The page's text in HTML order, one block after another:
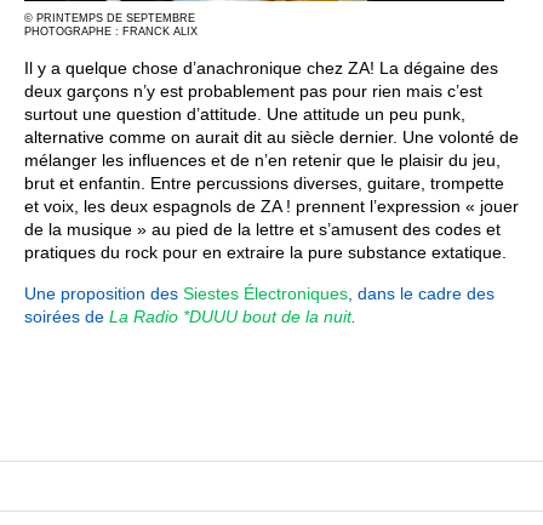
© PRINTEMPS DE SEPTEMBRE
PHOTOGRAPHE : FRANCK ALIX
Il y a quelque chose d’anachronique chez ZA! La dégaine des
deux garçons n’y est probablement pas pour rien mais c’est
surtout une question d’attitude. Une attitude un peu punk,
alternative comme on aurait dit au siècle dernier. Une volonté de
mélanger les influences et de n’en retenir que le plaisir du jeu,
brut et enfantin. Entre percussions diverses, guitare, trompette
et voix, les deux espagnols de ZA ! prennent l’expression « jouer
de la musique » au pied de la lettre et s’amusent des codes et
pratiques du rock pour en extraire la pure substance extatique.
Une proposition des Siestes Électroniques , dans le cadre des
soirées de La Radio *DUUU bout de la nuit.